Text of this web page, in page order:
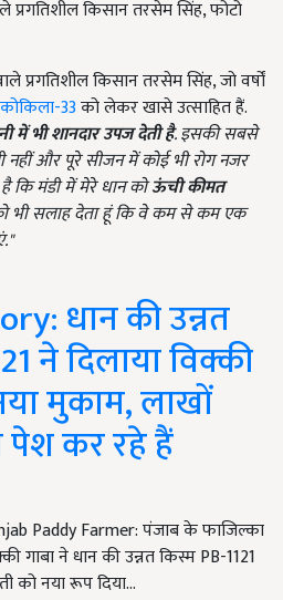
किसान तरसेम सिंह, फोटो
किसान तरसेम सिंह, जो वर्षों
कोकिला-33को लेकर खासे उत्साहित हैं.
में भी शानदार उपज देती है. इसकी सबसे
और पूरे सीजन में कोई भी रोग नजर
कि मंडी में मेरे धान कोऊंची कीमत
भी सलाह देता हूं कि वे कम से कम एक
धान की उन्नत
ने दिलाया विक्की
मुकाम, लाखों
पेश कर रहे हैं
Paddy Farmer: पंजाब के फाजिल्का
गाबा ने धान की उन्नत किस्म PB-1121
को नया रूप दिया…